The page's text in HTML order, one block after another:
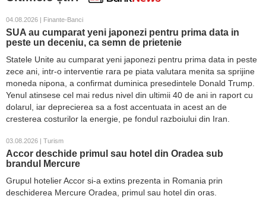
04.08.2026 | Finante-Banci
SUA au cumparat yeni japonezi pentru prima data in
peste un deceniu, ca semn de prietenie
Statele Unite au cumparat yeni japonezi pentru prima data in peste
zece ani, intr-o interventie rara pe piata valutara menita sa sprijine
moneda nipona, a confirmat duminica presedintele Donald Trump.
Yenul atinsese cel mai redus nivel din ultimii 40 de ani in raport cu
dolarul, iar deprecierea sa a fost accentuata in acest an de
cresterea costurilor la energie, pe fondul razboiului din Iran.
03.08.2026 | Turism
Accor deschide primul sau hotel din Oradea sub
brandul Mercure
Grupul hotelier Accor si-a extins prezenta in Romania prin
deschiderea Mercure Oradea, primul sau hotel din oras.